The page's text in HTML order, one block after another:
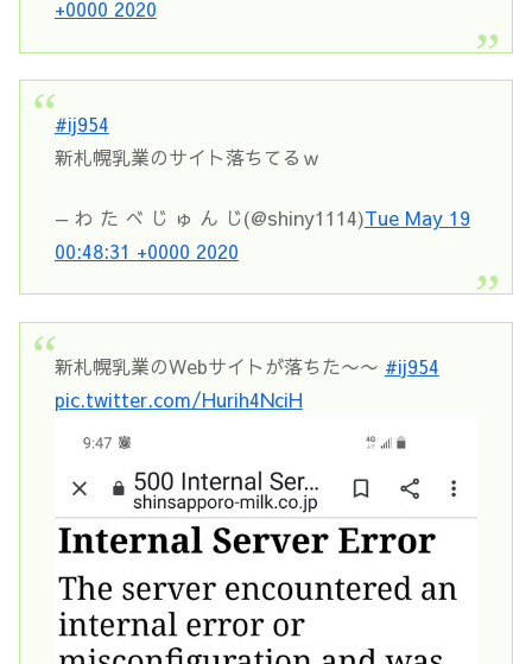
+0000 2020
#ij954
新札幌乳業のサイト落ちてるｗ
— わ た べ じ ゅ ん じ(@shiny1114)Tue May 19
00:48:31 +0000 2020
新札幌乳業のWebサイトが落ちた〜〜 #ij954
pic.twitter.com/Hurih4NciH